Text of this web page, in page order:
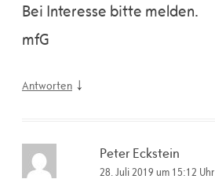
Bei Interesse bitte melden.
mfG
Antworten ↓
Peter Eckstein
28. Juli 2019 um 15:12 Uhr